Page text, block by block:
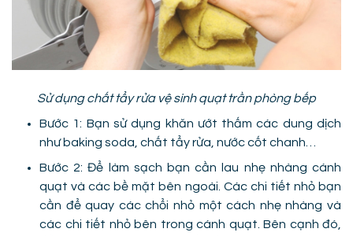
Sử dụng chất tẩy rửa vệ sinh quạt trần phòng bếp
Bước 1: Bạn sử dụng khăn ướt thấm các dung dịch
như baking soda, chất tẩy rửa, nước cốt chanh…
Bước 2: Để làm sạch bạn cần lau nhẹ nhàng cánh
quạt và các bề mặt bên ngoài. Các chi tiết nhỏ bạn
cần để quay các chổi nhỏ một cách nhẹ nhàng và
các chi tiết nhỏ bên trong cánh quạt. Bên cạnh đó,